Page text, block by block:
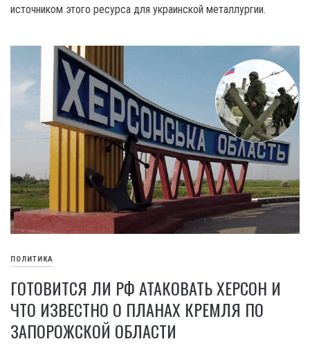
источником этого ресурса для украинской металлургии.
ПОЛИТИКА
ГОТОВИТСЯ ЛИ РФ АТАКОВАТЬ ХЕРСОН И
ЧТО ИЗВЕСТНО О ПЛАНАХ КРЕМЛЯ ПО
ЗАПОРОЖСКОЙ ОБЛАСТИ